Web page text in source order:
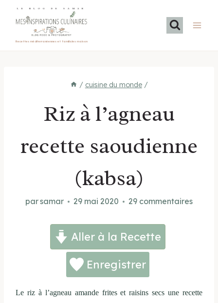
LE BLOG DE SAMAR
Recettes méditerranéennes et familiales maison
/ cuisine du monde /
Riz à l’agneau
recette saoudienne
(kabsa)
parsamar 29 mai 2020 29 commentaires
Aller à la Recette
Enregistrer
Le riz à l’agneau amande frites et raisins secs une recette